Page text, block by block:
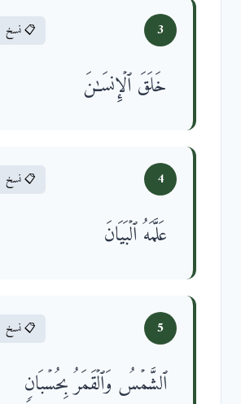
3 📋 نسخ
خَلَقَ ٱلۡإِنسَـٰنَ
4 📋 نسخ
عَلَّمَهُ ٱلۡبَیَانَ
5 📋 نسخ
ٱلشَّمۡسُ وَٱلۡقَمَرُ بِحُسۡبَانࣲ